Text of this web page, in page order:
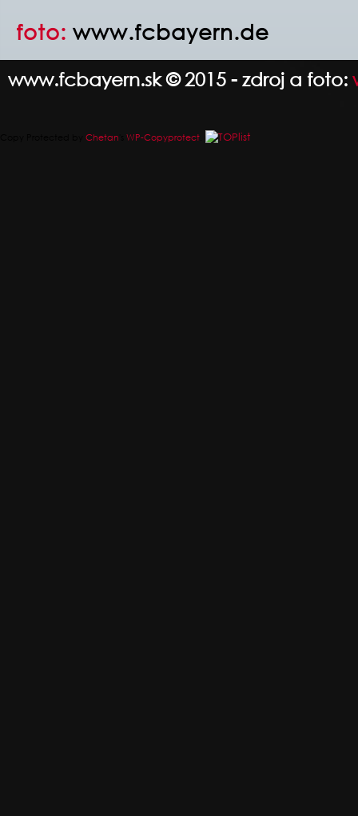
foto: www.fcbayern.de
www.fcbayern.sk © 2015 - zdroj a foto:
Chetan WP-Copyprotect